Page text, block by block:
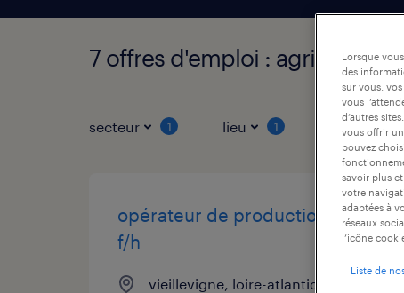
7 offres d'emploi : agriculture,
secteur 1 lieu 1 type de
opérateur de production
f/h
vieillevigne, loire-atlantique
Lorsque
des
sur vous,
vous
d’autres
vous offrir
pouvez
savoir plus
votre
adaptées à
réseaux
l’icône
Liste de